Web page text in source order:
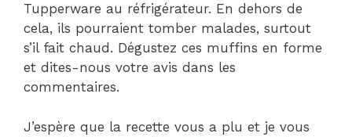
Tupperware au réfrigérateur. En dehors de
cela, ils pourraient tomber malades, surtout
s’il fait chaud. Dégustez ces muffins en forme
et dites-nous votre avis dans les
commentaires.
J’espère que la recette vous a plu et je vous